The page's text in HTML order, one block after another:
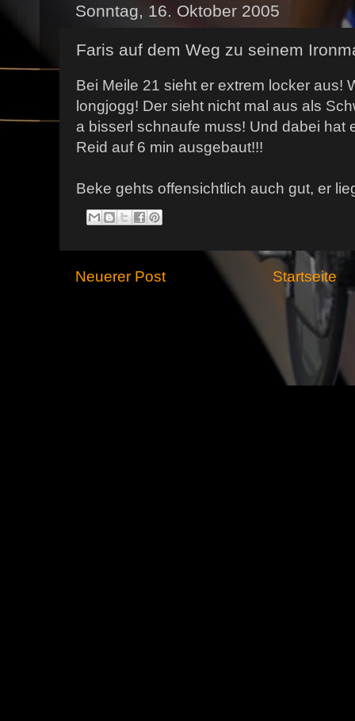
Sonntag, 16. Oktober 2005
Faris auf dem Weg zu seinem
Bei Meile 21 sieht er extrem locker aus!
longjogg! Der sieht nicht mal aus als
a bisserl schnaufe muss! Und dabei hat
Reid auf 6 min ausgebaut!!!
Beke gehts offensichtlich auch gut, er
Neuerer Post Startseite